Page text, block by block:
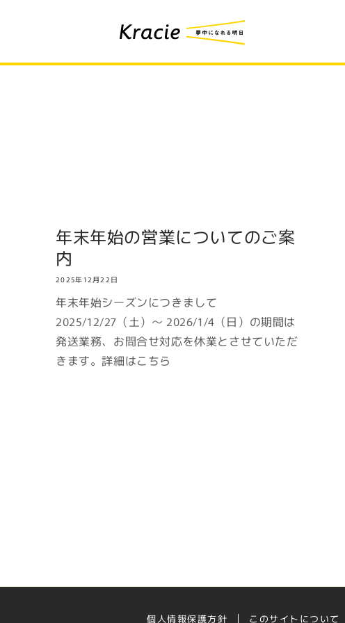
年末年始の営業についてのご案
内
2025年12月22日
年末年始シーズンにつきまして
2025/12/27（土）～ 2026/1/4（日）の期間は
発送業務、お問合せ対応を休業とさせていただ
きます。詳細はこちら
個人情報保護方針 このサイトについて